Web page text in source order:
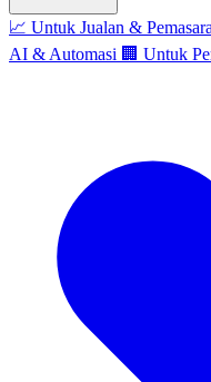
📈 Untuk Jualan &
AI & Automasi 🏢 Untuk